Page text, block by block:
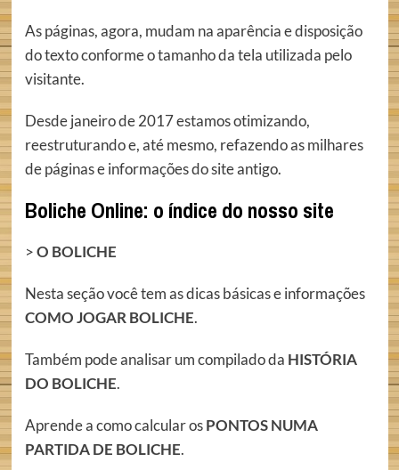
As páginas, agora, mudam na aparência e disposição
do texto conforme o tamanho da tela utilizada pelo
visitante.
Desde janeiro de 2017 estamos otimizando,
reestruturando e, até mesmo, refazendo as milhares
de páginas e informações do site antigo.
Boliche Online: o índice do nosso site
>O BOLICHE
Nesta seção você tem as dicas básicas e informações
COMO JOGAR BOLICHE.
Também pode analisar um compilado da HISTÓRIA
DO BOLICHE.
Aprende a como calcular osPONTOS NUMA
PARTIDA DE BOLICHE.